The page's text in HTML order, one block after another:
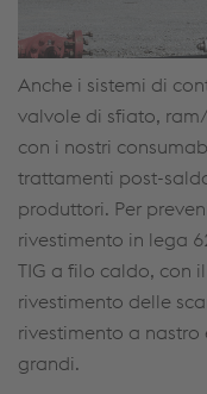
Anche i sistemi di
valvole di sfiato,
con i nostri
trattamenti post-
produttori. Per
rivestimento in lega
TIG a filo caldo, con
rivestimento delle
rivestimento a
grandi.